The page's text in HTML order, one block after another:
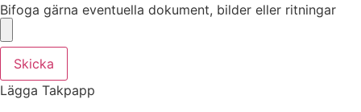
Bifoga gärna eventuella dokument, bilder eller ritningar
Skicka
Lägga Takpapp